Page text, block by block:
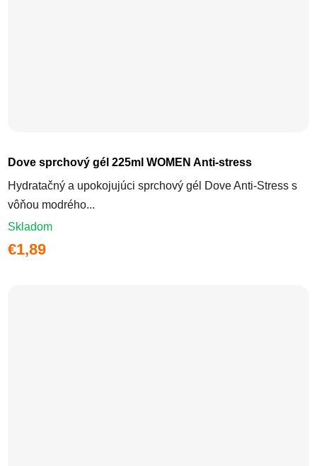
Dove sprchový gél 225ml WOMEN Anti-stress
Hydratačný a upokojujúci sprchový gél Dove Anti-Stress s
vôňou modrého...
Skladom
€1,89